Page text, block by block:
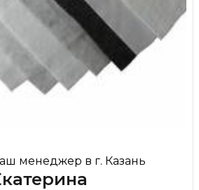
менеджер в г. Казань